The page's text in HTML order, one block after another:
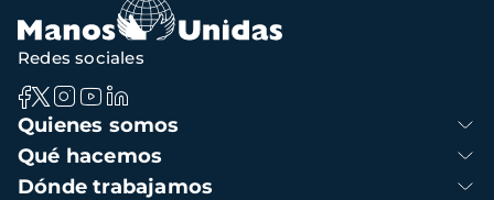
Navegación
principal
Quienes somos
Qué hacemos
Dónde trabajamos
Redes sociales